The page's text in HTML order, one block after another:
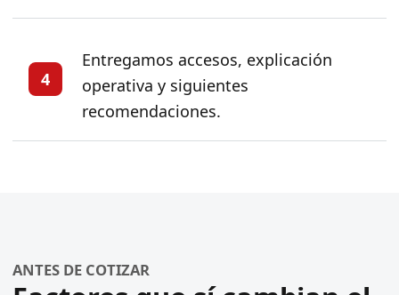
4
Entregamos accesos, explicación
operativa y siguientes
recomendaciones.
ANTES DE COTIZAR